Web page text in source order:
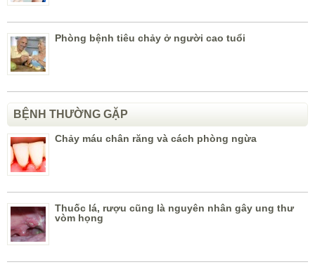
Phòng bệnh tiêu chảy ở người cao tuổi
BỆNH THƯỜNG GẶP
Chảy máu chân răng và cách phòng ngừa
Thuốc lá, rượu cũng là nguyên nhân gây ung thư
vòm họng